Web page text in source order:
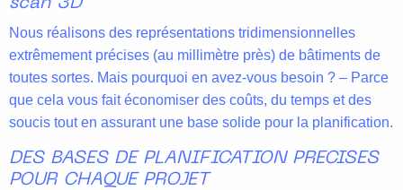
Nous réalisons des représentations tridimensionnelles
extrêmement précises (au millimètre près) de bâtiments de
toutes sortes. Mais pourquoi en avez-vous besoin ? – Parce
que cela vous fait économiser des coûts, du temps et des
soucis tout en assurant une base solide pour la planification.
DES BASES DE PLANIFICATION PRECISES
POUR CHAQUE PROJET